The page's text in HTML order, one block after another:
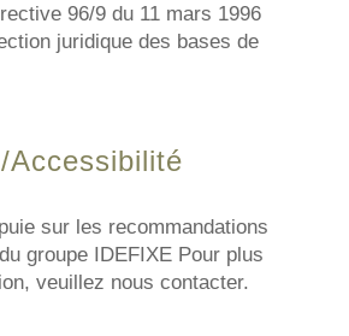
96/9 du 11 mars 1996
juridique des bases de
Accessibilité
sur les recommandations
groupe IDEFIXE Pour plus
veuillez nous contacter.